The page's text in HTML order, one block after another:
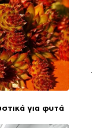
για φυτά